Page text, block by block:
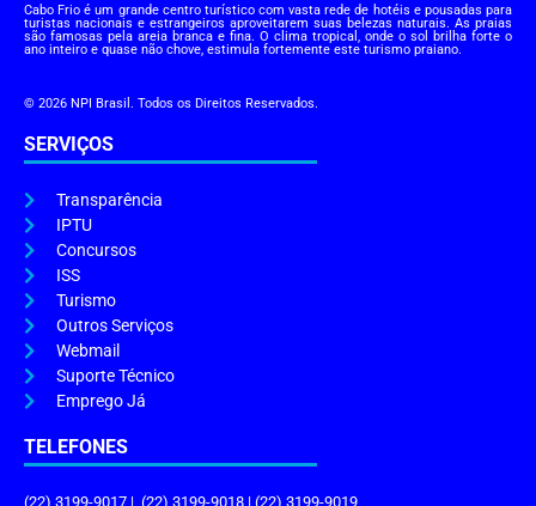
Cabo Frio é um grande centro turístico com vasta rede de hotéis e pousadas para
turistas nacionais e estrangeiros aproveitarem suas belezas naturais. As praias
são famosas pela areia branca e fina. O clima tropical, onde o sol brilha forte o
ano inteiro e quase não chove, estimula fortemente este turismo praiano.
© 2026 NPI Brasil. Todos os Direitos Reservados.
SERVIÇOS
Transparência
IPTU
Concursos
ISS
Turismo
Outros Serviços
Webmail
Suporte Técnico
Emprego Já
TELEFONES
(22) 3199-9017 | (22) 3199-9018 | (22) 3199-9019